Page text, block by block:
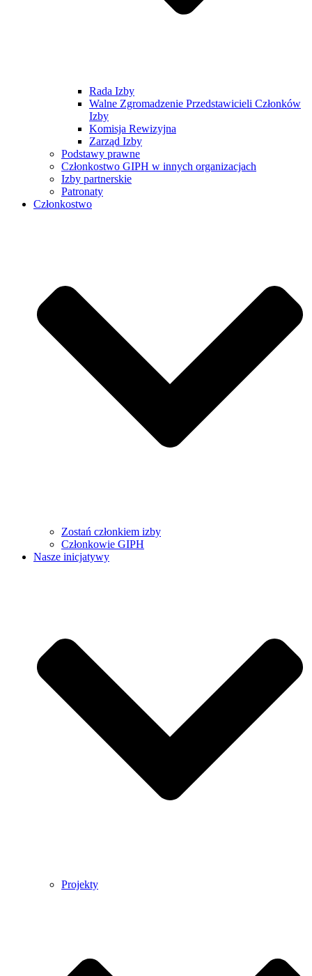
Rada Izby
Walne Zgromadzenie Przedstawicieli Członków
Izby
Komisja Rewizyjna
Zarząd Izby
Podstawy prawne
Członkostwo GIPH w innych organizacjach
Izby partnerskie
Patronaty
Członkostwo
Zostań członkiem izby
Członkowie GIPH
Nasze inicjatywy
Projekty